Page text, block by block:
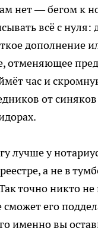
нет — бегом к
всё с нуля:
дополнение
отменяющее
час и
от
лучше у
а не в
точно никто не
сможет его
именно вы